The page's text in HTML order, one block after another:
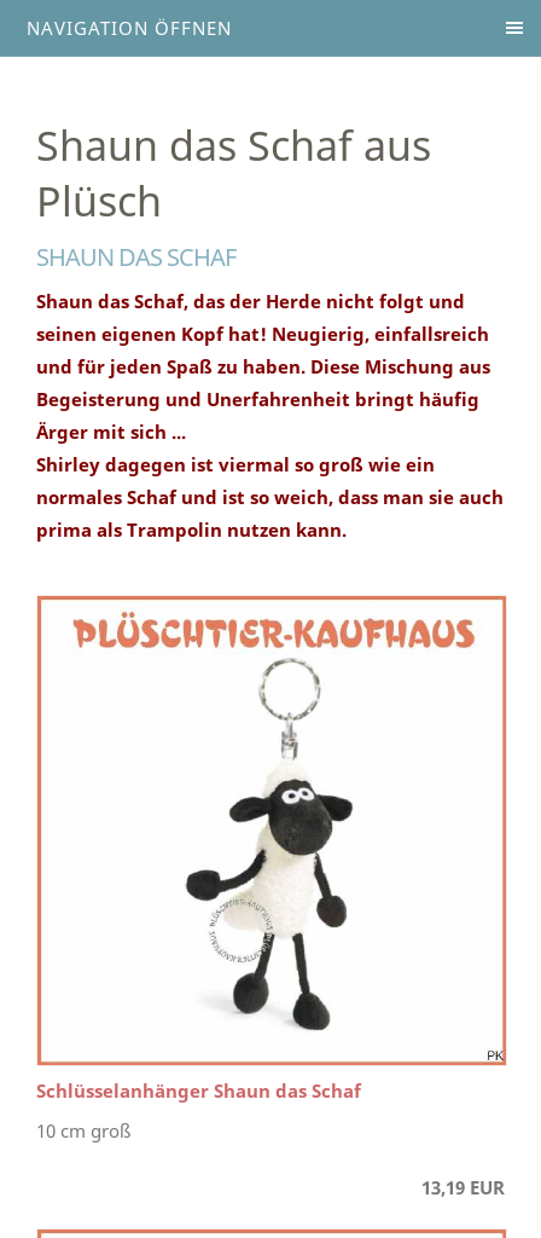
NAVIGATION ÖFFNEN
Shaun das Schaf aus
Plüsch
SHAUN DAS SCHAF
Shaun das Schaf, das der Herde nicht folgt und
seinen eigenen Kopf hat! Neugierig, einfallsreich
und für jeden Spaß zu haben. Diese Mischung aus
Begeisterung und Unerfahrenheit bringt häufig
Ärger mit sich ...
Shirley dagegen ist viermal so groß wie ein
normales Schaf und ist so weich, dass man sie auch
prima als Trampolin nutzen kann.
Schlüsselanhänger Shaun das Schaf
10 cm groß
13,19 EUR